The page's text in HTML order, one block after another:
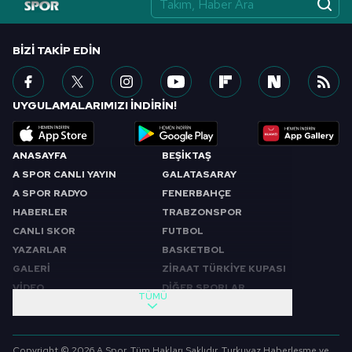
vasıtasıyla belirleyebilirsiniz. Çerezlere ilişkin detaylı bilgi
için Ayarlar butonuna tıklayabilir,Çerez Bilgilendirme
Metnimizi
ziyaret edebilirsiniz.
6698 sayılı Kişisel Verilerin Korunması Kanunu uyarınca
hazırlanmış Aydınlatma Metnimizi okumak ve sitemizde
ilgili mevzuata uygun olarak kullanılan çerezlerle ilgili bilgi
almak için lütfen
tıklayınız.
ANASAYFA
A SPOR CANLI YAYIN
A SPOR RADYO
HABERLER
CANLI SKOR
YAZARLAR
GALERİ
VİDEO
BEŞİKTAŞ
GALATASARAY
FENERBAHÇE
TRABZONSPOR
FUTBOL
BASKETBOL
ZİRAAT TÜRKİYE KUPASI
DİĞER SPORLAR
SABAH SPORU
FUTBOL
TÜMÜ
BIZI TAKIP EDIN
UYGULAMALARIMIZI İNDİRİN!